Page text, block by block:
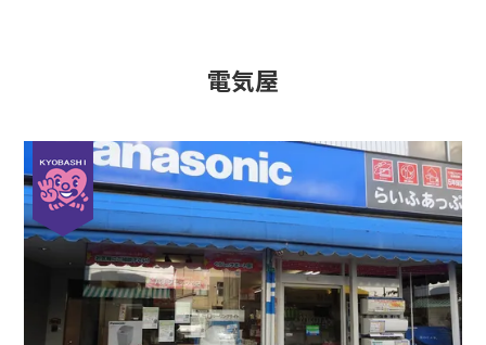
電気屋